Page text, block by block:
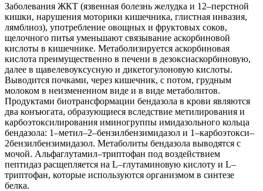
Заболевания ЖКТ (язвенная болезнь желудка и 12–перстной
кишки, нарушения моторики кишечника, глистная инвазия,
лямблиоз), употребление овощных и фруктовых соков,
щелочного питья уменьшают связывание аскорбиновой
кислоты в кишечнике. Метаболизируется аскорбиновая
кислота преимущественно в печени в дезоксиаскорбиновую,
далее в щавелевоуксусную и дикетогулоновую кислоты.
Выводится почками, через кишечник, с потом, грудным
молоком в неизмененном виде и в виде метаболитов.
Продуктами биотрансформации бендазола в крови являются
два конъюгата, образующиеся вследствие метилирования и
карбоэтоксилирования иминогруппы имидазольного кольца
бендазола: 1–метил–2–бензилбензимидазол и 1–карбоэтокси–
2бензилбензимидазол. Метаболиты бендазола выводятся с
мочой. Альфаглутамил–триптофан под воздействием
пептидаз расщепляется на L–глутаминовую кислоту и L–
триптофан, которые используются организмом в синтезе
белка.